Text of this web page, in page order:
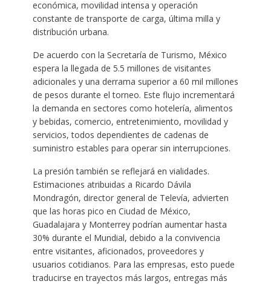
económica, movilidad intensa y operación
constante de transporte de carga, última milla y
distribución urbana.
De acuerdo con la Secretaría de Turismo, México
espera la llegada de 5.5 millones de visitantes
adicionales y una derrama superior a 60 mil millones
de pesos durante el torneo. Este flujo incrementará
la demanda en sectores como hotelería, alimentos
y bebidas, comercio, entretenimiento, movilidad y
servicios, todos dependientes de cadenas de
suministro estables para operar sin interrupciones.
La presión también se reflejará en vialidades.
Estimaciones atribuidas a Ricardo Dávila
Mondragón, director general de Televía, advierten
que las horas pico en Ciudad de México,
Guadalajara y Monterrey podrían aumentar hasta
30% durante el Mundial, debido a la convivencia
entre visitantes, aficionados, proveedores y
usuarios cotidianos. Para las empresas, esto puede
traducirse en trayectos más largos, entregas más